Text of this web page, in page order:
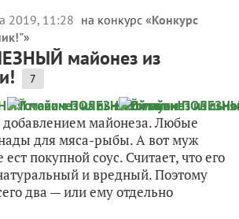
2019, 11:28 на конкурс «Конкурс
»
майонез из
7
майонеза. Любые
для мяса-рыбы. А вот муж
ест покупной соус. Считает, что его
и вредный. Поэтому
два — или ему отдельно